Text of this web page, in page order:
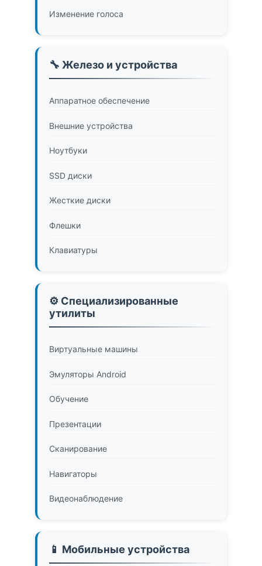
Изменение голоса
🔧 Железо и устройства
Аппаратное обеспечение
Внешние устройства
Ноутбуки
SSD диски
Жесткие диски
Флешки
Клавиатуры
⚙️ Специализированные
утилиты
Виртуальные машины
Эмуляторы Android
Обучение
Презентации
Сканирование
Навигаторы
Видеонаблюдение
📱 Мобильные устройства